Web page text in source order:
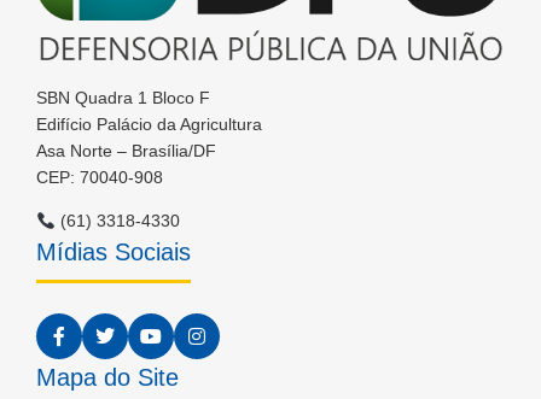
SBN Quadra 1 Bloco F
Edifício Palácio da Agricultura
Asa Norte – Brasília/DF
CEP: 70040-908
(61) 3318-4330
Mídias Sociais
Mapa do Site